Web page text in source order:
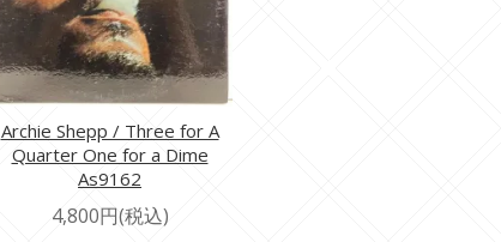
Archie Shepp / Three for A
Quarter One for a Dime
As9162
4,800円(税込)